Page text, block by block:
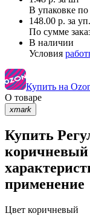
В упаковке по
148.00 р. за уп.
По сумме
В наличии
Условия
Купить на
О товаре
xmark
Купить
коричневый
применение
Цвет коричневый